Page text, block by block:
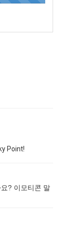
Point!
? 이모티콘 말